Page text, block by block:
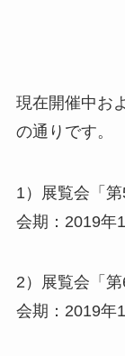
現在開催中お
の通りです。
1）展覧会「
会期：2019年
2）展覧会「
会期：2019年